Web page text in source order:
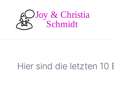
Hier sind die letzten 10